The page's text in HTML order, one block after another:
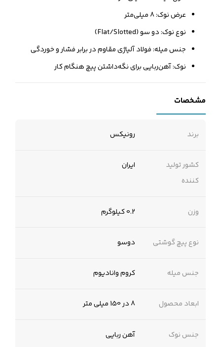
عرض نوک: 8 میلی‌متر
نوع نوک: دو سو (Flat/Slotted)
جنس میله: فولاد آلیاژی مقاوم در برابر فشار و خوردگی
نوک: آهن‌ربایی برای نگه‌داشتن پیچ هنگام کار
مشخصات
برند رونیکس
کشور تولید
کننده
ایران
وزن 0.2 کیلوگرم
نوع پیچ گوشتی دوسو
جنس میله کروم وانادیوم
ابعاد محصول 8 در 150 میلی متر
جنس نوک آهن ربایی